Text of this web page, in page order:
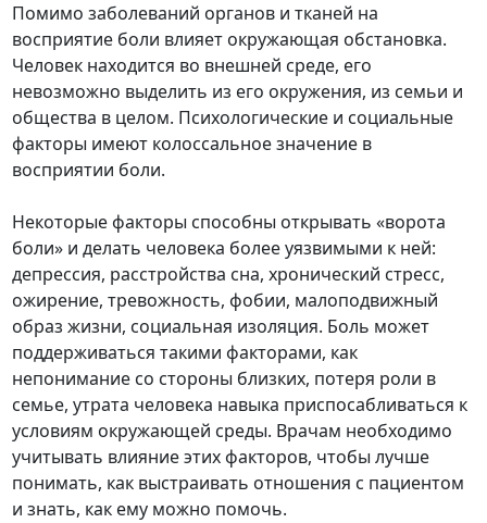
Помимо заболеваний органов и тканей на
восприятие боли влияет окружающая обстановка.
Человек находится во внешней среде, его
невозможно выделить из его окружения, из семьи и
общества в целом. Психологические и социальные
факторы имеют колоссальное значение в
восприятии боли.
Некоторые факторы способны открывать «ворота
боли» и делать человека более уязвимыми к ней:
депрессия, расстройства сна, хронический стресс,
ожирение, тревожность, фобии, малоподвижный
образ жизни, социальная изоляция. Боль может
поддерживаться такими факторами, как
непонимание со стороны близких, потеря роли в
семье, утрата человека навыка приспосабливаться к
условиям окружающей среды. Врачам необходимо
учитывать влияние этих факторов, чтобы лучше
понимать, как выстраивать отношения с пациентом
и знать, как ему можно помочь.